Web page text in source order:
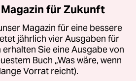
für Zukunft
Magazin für eine bessere
jährlich vier Ausgaben für
Sie eine Ausgabe von
Buch „Was wäre, wenn
Vorrat reicht).